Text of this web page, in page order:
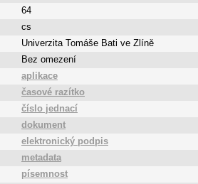
64
cs
Univerzita Tomáše Bati ve Zlíně
Bez omezení
aplikace
časové razítko
číslo jednací
dokument
elektronický podpis
metadata
písemnost